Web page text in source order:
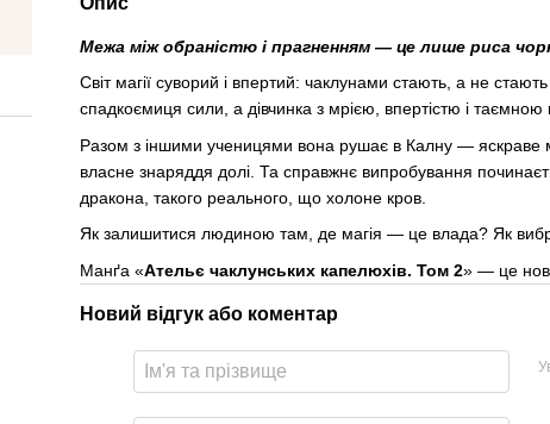
Межа між обраністю і прагненням — це лише риса
Світ магії суворий і впертий: чаклунами стають, а не
спадкоємиця сили, а дівчинка з мрією, впертістю і таємною
Разом з іншими ученицями вона рушає в Калну — яскраве
власне знаряддя долі. Та справжнє випробування
дракона, такого реального, що холоне кров.
Як залишитися людиною там, де магія — це влада? Як
Манґа «Ательє чаклунських капелюхів. Том 2» — це
Новий відгук або коментар